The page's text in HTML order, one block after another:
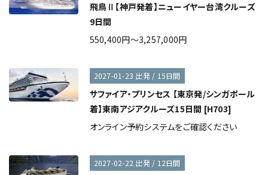
飛鳥Ⅱ【神戸発着】ニューイヤー台湾クルーズ
9日間
550,400円～3,257,000円
2027-01-23 出発 / 15日間
サファイア・プリンセス 【東京発/シンガポール
着】東南アジアクルーズ15日間 [H703]
オンライン予約システムをご確認ください
2027-02-22 出発 / 12日間